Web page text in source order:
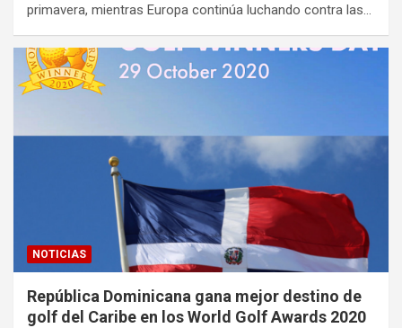
primavera, mientras Europa continúa luchando contra las…
NOTICIAS
República Dominicana gana mejor destino de
golf del Caribe en los World Golf Awards 2020